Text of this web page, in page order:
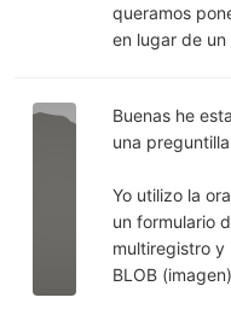
queramos
en lugar de
Buenas he
una
Yo utilizo la
un formulario
multiregistro y
BLOB